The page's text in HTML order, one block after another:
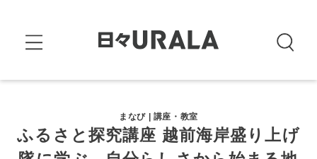
まなび | 講座・教室
ふるさと探究講座 越前海岸盛り上げ